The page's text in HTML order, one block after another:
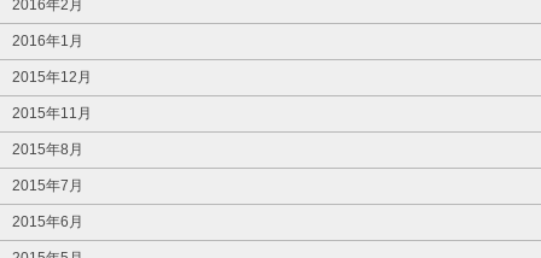
2016年2月
2016年1月
2015年12月
2015年11月
2015年8月
2015年7月
2015年6月